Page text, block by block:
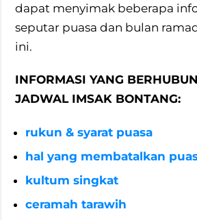
dapat menyimak beberapa
seputar puasa dan bulan
ini.
INFORMASI YANG
JADWAL IMSAK BONTANG:
rukun & syarat puasa
hal yang membatalkan
kultum singkat
ceramah tarawih